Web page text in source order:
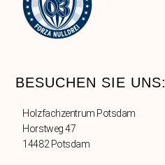
BESUCHEN SIE UNS:
Holzfachzentrum Potsdam
Horstweg 47
14482 Potsdam